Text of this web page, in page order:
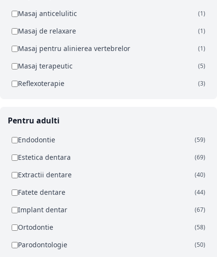
Masaj anticelulitic (1)
Masaj de relaxare (1)
Masaj pentru alinierea vertebrelor (1)
Masaj terapeutic (5)
Reflexoterapie (3)
Pentru adulti
Endodontie (59)
Estetica dentara (69)
Extractii dentare (40)
Fatete dentare (44)
Implant dentar (67)
Ortodontie (58)
Parodontologie (50)